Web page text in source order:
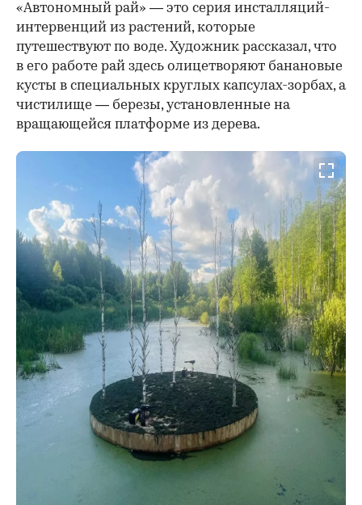
«Автономный рай» — это серия инсталляций-
интервенций из растений, которые
путешествуют по воде. Художник рассказал, что
в его работе рай здесь олицетворяют банановые
кусты в специальных круглых капсулах-зорбах, а
чистилище — березы, установленные на
вращающейся платформе из дерева.